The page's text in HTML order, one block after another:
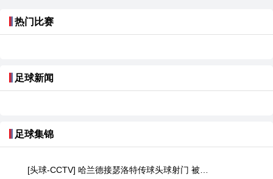
热门比赛
足球新闻
足球集锦
[头球-CCTV] 哈兰德接瑟洛特传球头球射门 被门将没收